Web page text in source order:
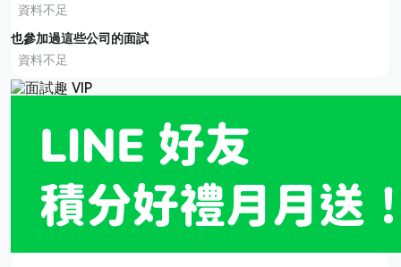
資料不足
也參加過這些公司的面試
資料不足